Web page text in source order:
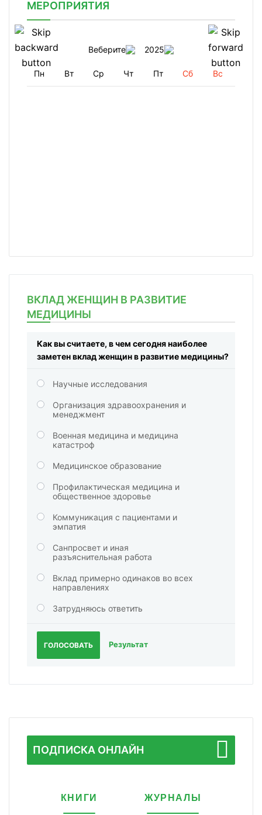
МЕРОПРИЯТИЯ
Веберите 2025
Пн Вт Ср Чт Пт Сб Вс
ВКЛАД ЖЕНЩИН В РАЗВИТИЕ
МЕДИЦИНЫ
Как вы считаете, в чем сегодня наиболее
заметен вклад женщин в развитие медицины?
Научные исследования
Организация здравоохранения и
менеджмент
Военная медицина и медицина
катастроф
Медицинское образование
Профилактическая медицина и
общественное здоровье
Коммуникация с пациентами и
эмпатия
Санпросвет и иная
разъяснительная работа
Вклад примерно одинаков во всех
направлениях
Затрудняюсь ответить
ГОЛОСОВАТЬ Результат
ПОДПИСКА ОНЛАЙН
КНИГИ ЖУРНАЛЫ